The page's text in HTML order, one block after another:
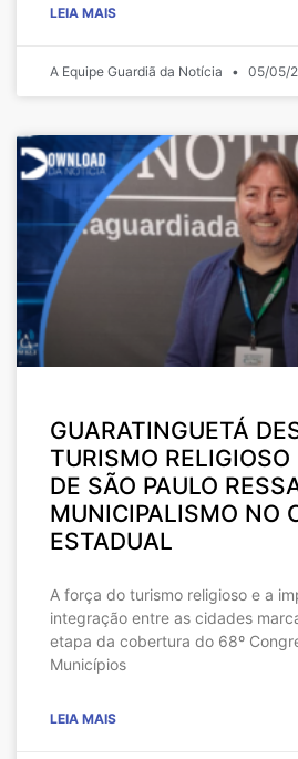
LEIA MAIS
A Equipe Guardiã da Notícia 05/05/
GUARATINGUETÁ
TURISMO RELIGIOSO
DE SÃO PAULO
MUNICIPALISMO NO
ESTADUAL
A força do turismo religioso e a
integração entre as cidades
etapa da cobertura do 68º
Municípios
LEIA MAIS